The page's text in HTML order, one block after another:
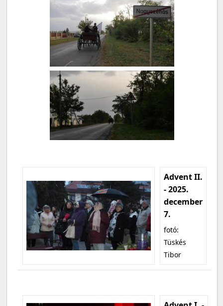
Advent II.
- 2025.
december
7.
fotó:
Tüskés
Tibor